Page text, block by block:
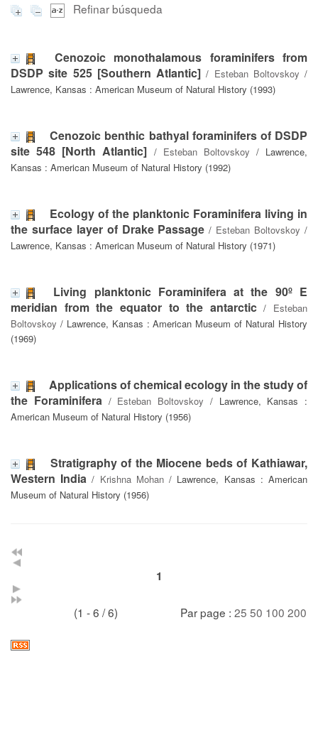
Refinar búsqueda
Cenozoic monothalamous foraminifers from
DSDP site 525 [Southern Atlantic] / Esteban Boltovskoy /
Lawrence, Kansas : American Museum of Natural History (1993)
Cenozoic benthic bathyal foraminifers of DSDP
site 548 [North Atlantic] / Esteban Boltovskoy / Lawrence,
Kansas : American Museum of Natural History (1992)
Ecology of the planktonic Foraminifera living in
the surface layer of Drake Passage / Esteban Boltovskoy /
Lawrence, Kansas : American Museum of Natural History (1971)
Living planktonic Foraminifera at the 90º E
meridian from the equator to the antarctic/ Esteban
Boltovskoy / Lawrence, Kansas : American Museum of Natural History
(1969)
Applications of chemical ecology in the study of
the Foraminifera/ Esteban Boltovskoy / Lawrence, Kansas :
American Museum of Natural History (1956)
Stratigraphy of the Miocene beds of Kathiawar,
Western India / Krishna Mohan/ Lawrence, Kansas : American
Museum of Natural History (1956)
1
(1 - 6 / 6) Par page : 25 50 100 200